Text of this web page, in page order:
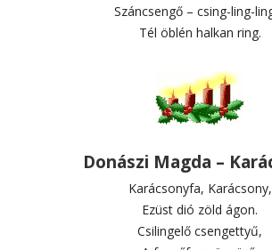
Száncsengő – csing-ling-
Tél öblén halkan ring.
Donászi Magda –
Karácsonyfa, Karácsony,
Ezüst dió zöld ágon.
Csilingelő csengettyű,